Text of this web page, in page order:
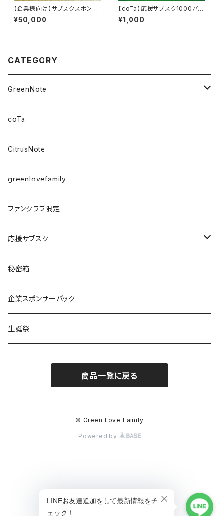
【企業様向け】サブスクスポンサ
ー5万パック
¥50,000
【coTa】応援サブスク1000パッ
ク
¥1,000
CATEGORY
GreenNote
さえの
愛乃茉央
虹海ぽんず
楽園うらら
りな
える
るか
coTa
CitrusNote
greenlovefamily
ファンクラブ限定
応援サブスク
Green Note
Citrus Note
coTa
秘密箱
企業スポンサーパック
生誕祭
商品一覧に戻る
© Green Love Family
Powered by